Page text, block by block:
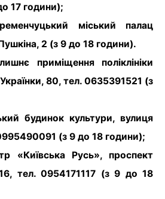
17 години);
міський палац
2 (з 9 до 18 години).
приміщення поліклініки
80, тел. 0635391521 (з
будинок культури, вулиця
(з 9 до 18 години);
«Київська Русь», проспект
тел. 0954171117 (з 9 до 18